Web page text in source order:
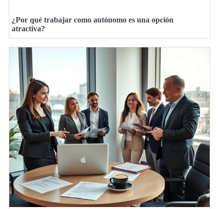
¿Por qué trabajar como autónomo es una opción
atractiva?